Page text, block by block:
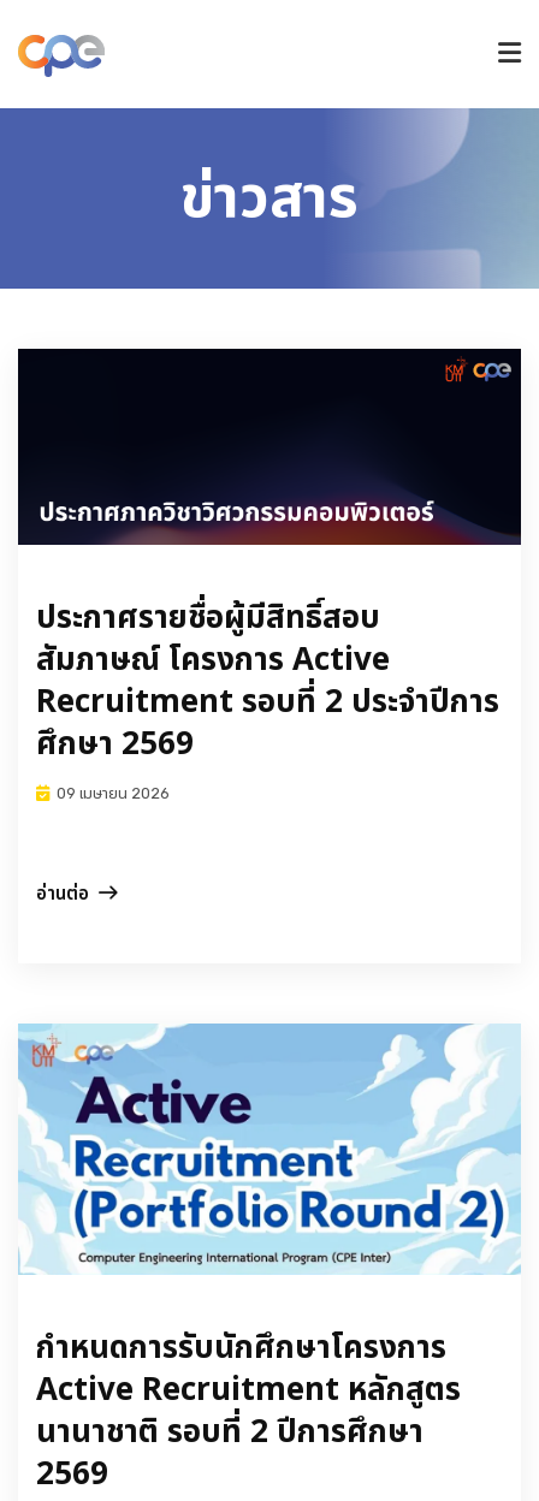
ข่าวสาร
ประกาศรายชื่อผู้มีสิทธิ์สอบ
สัมภาษณ์ โครงการ Active
Recruitment รอบที่ 2 ประจำปีการ
ศึกษา 2569
09 เมษายน 2026
อ่านต่อ
กำหนดการรับนักศึกษาโครงการ
Active Recruitment หลักสูตร
นานาชาติ รอบที่ 2 ปีการศึกษา
2569